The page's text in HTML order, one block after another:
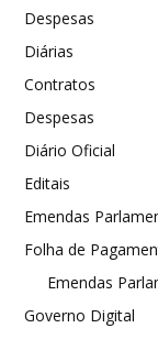
Despesas
Diárias
Contratos
Despesas
Diário Oficial
Editais
Emendas
Folha de
Emendas
Governo Digital